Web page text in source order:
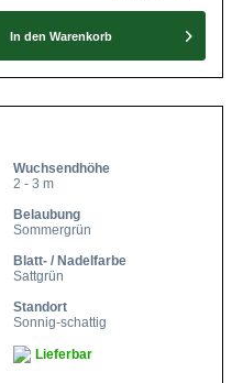
In den Warenkorb
Wuchsendhöhe
2 - 3 m
Belaubung
Sommergrün
Blatt- / Nadelfarbe
Sattgrün
Standort
Sonnig-schattig
Lieferbar